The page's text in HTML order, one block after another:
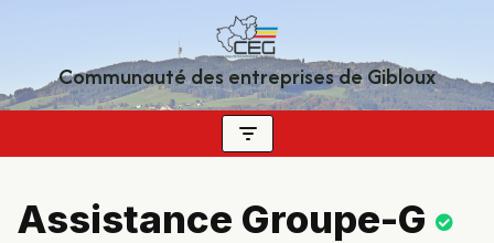
au
contenu
Communauté des entreprises de Gibloux
Assistance Groupe-G